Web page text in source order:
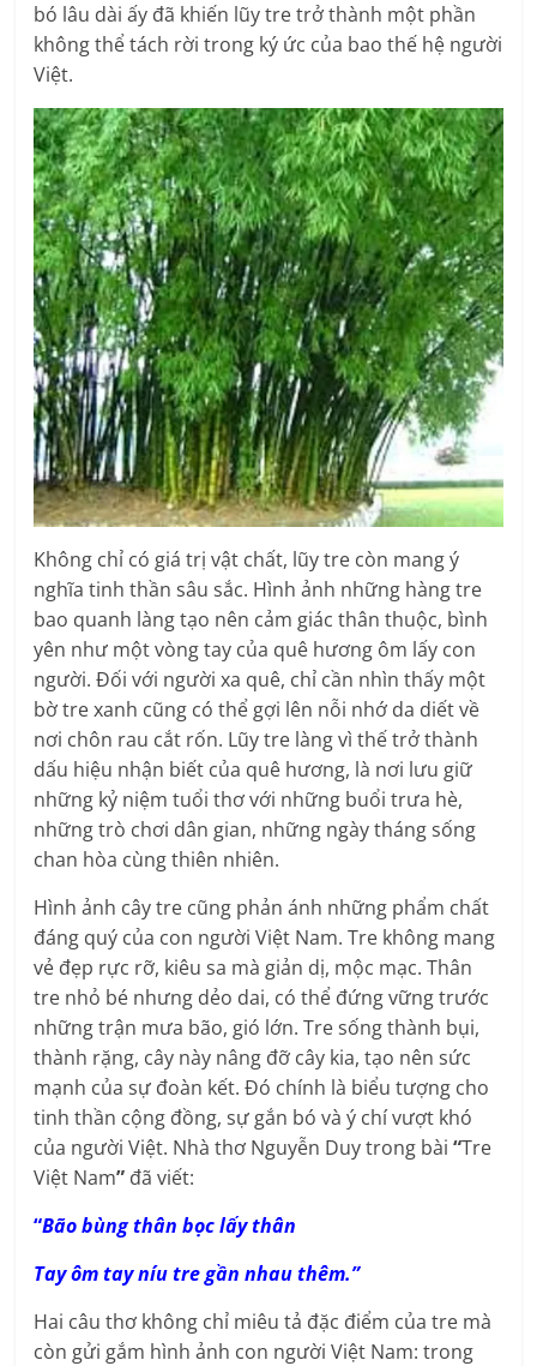
bó lâu dài ấy đã khiến lũy tre trở thành một phần
không thể tách rời trong ký ức của bao thế hệ người
Việt.
Không chỉ có giá trị vật chất, lũy tre còn mang ý
nghĩa tinh thần sâu sắc. Hình ảnh những hàng tre
bao quanh làng tạo nên cảm giác thân thuộc, bình
yên như một vòng tay của quê hương ôm lấy con
người. Đối với người xa quê, chỉ cần nhìn thấy một
bờ tre xanh cũng có thể gợi lên nỗi nhớ da diết về
nơi chôn rau cắt rốn. Lũy tre làng vì thế trở thành
dấu hiệu nhận biết của quê hương, là nơi lưu giữ
những kỷ niệm tuổi thơ với những buổi trưa hè,
những trò chơi dân gian, những ngày tháng sống
chan hòa cùng thiên nhiên.
Hình ảnh cây tre cũng phản ánh những phẩm chất
đáng quý của con người Việt Nam. Tre không mang
vẻ đẹp rực rỡ, kiêu sa mà giản dị, mộc mạc. Thân
tre nhỏ bé nhưng dẻo dai, có thể đứng vững trước
những trận mưa bão, gió lớn. Tre sống thành bụi,
thành rặng, cây này nâng đỡ cây kia, tạo nên sức
mạnh của sự đoàn kết. Đó chính là biểu tượng cho
tinh thần cộng đồng, sự gắn bó và ý chí vượt khó
của người Việt. Nhà thơ Nguyễn Duy trong bài“Tre
Việt Nam” đã viết:
“Bão bùng thân bọc lấy thân
Tay ôm tay níu tre gần nhau thêm.”
Hai câu thơ không chỉ miêu tả đặc điểm của tre mà
còn gửi gắm hình ảnh con người Việt Nam: trong